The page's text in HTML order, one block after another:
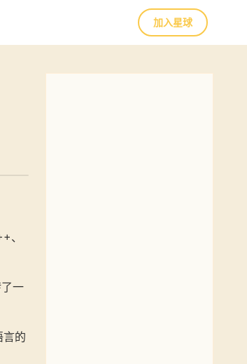
加入星球
、
一
言的